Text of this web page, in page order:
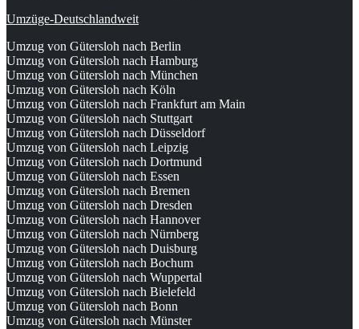
Umzüge-Deutschlandweit
Umzug von Gütersloh nach Berlin
Umzug von Gütersloh nach Hamburg
Umzug von Gütersloh nach München
Umzug von Gütersloh nach Köln
Umzug von Gütersloh nach Frankfurt am Main
Umzug von Gütersloh nach Stuttgart
Umzug von Gütersloh nach Düsseldorf
Umzug von Gütersloh nach Leipzig
Umzug von Gütersloh nach Dortmund
Umzug von Gütersloh nach Essen
Umzug von Gütersloh nach Bremen
Umzug von Gütersloh nach Dresden
Umzug von Gütersloh nach Hannover
Umzug von Gütersloh nach Nürnberg
Umzug von Gütersloh nach Duisburg
Umzug von Gütersloh nach Bochum
Umzug von Gütersloh nach Wuppertal
Umzug von Gütersloh nach Bielefeld
Umzug von Gütersloh nach Bonn
Umzug von Gütersloh nach Münster